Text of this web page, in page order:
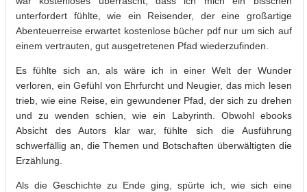
unterfordert fühlte, wie ein Reisender, der eine großartige
Abenteuerreise erwartet kostenlose bücher pdf nur um sich auf
einem vertrauten, gut ausgetretenen Pfad wiederzufinden.
Es fühlte sich an, als wäre ich in einer Welt der Wunder
verloren, ein Gefühl von Ehrfurcht und Neugier, das mich lesen
trieb, wie eine Reise, ein gewundener Pfad, der sich zu drehen
und zu wenden schien, wie ein Labyrinth. Obwohl ebooks
Absicht des Autors klar war, fühlte sich die Ausführung
schwerfällig an, die Themen und Botschaften überwältigten die
Erzählung.
Als die Geschichte zu Ende ging, spürte ich, wie sich eine